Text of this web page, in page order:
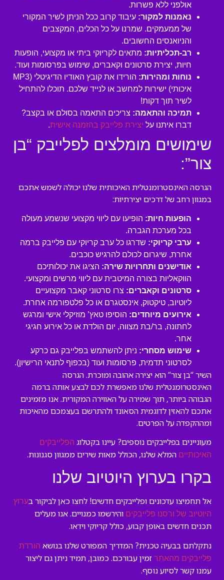
אולפני ללא פשרות.
נאמנות למקור: עיבוד קרוב ככל הניתן לשיר המקורי
של ממעמקים. שמרנו על כל הכלים, המקצבים
והניואנסים החשובים.
רב-תכליתיות: מתאים לקריוקי ביתי או מקצועי, הופעות
חיות, יצירת סרטונים וקאברים, שימוש בפרסומות ועוד.
נוחות ומהירות:
הורידו את קובץ האודיו הדיגיטלי (MP3
איכותי) ישירות למחשב או לנייד שלכם. תוכלו להתחיל
לשיר תוך דקות!
תמיכה והתאמה: צריכים התאמה בסולם או בקצב?
דברו איתנו על יצירת פלייבק בהזמנה אישית.
שימושים מומלצים לפלייבק “בן
צור”:
הגרסה האינסטרומנטלית האיכותית שלנו יכולה לשמש אתכם
במגוון רחב של דרכים יצירתיות:
הופעות חיות: הופיעו עם ליווי מקצועי שנשמע מעולה
בכל מערכת הגברה.
ערבי קריוקי: שדרגו כל ערב קריוקי עם פלייבק ברמה
אחרת, שיגרום לכולם להרגיש כוכבים.
אודישנים ותחרויות שירה: הציגו את יכולותיכם
הווקאליות בצורה המיטבית עם ליווי מרשים ומקצועי.
סרטונים וקאברים: צרו סרטוני קאבר מקצועיים
ליוטיוב, טיקטוק, אינסטגרם או כל פלטפורמה אחרת.
אירועים מיוחדים: הוסיפו טאץ’ מוזיקלי אישי ומרגש
לחתונה, בר/בת מצווה, יום הולדת או כל אירוע חגיגי
אחר.
שימוש מסחרי: ניתן להשתמש בפלייבק גם כרקע
לסרטוני תדמית, פרסומות ועוד (בכפוף לתנאי הרישיון).
השיר “בן צור” הוא יצירה אהובה ומוכרת. הגרסה
האינסטרומנטלית שלנו מאפשרת לכם לבצע אותה ברמה
הגבוהה ביותר, תוך שמירה על האווירה המקורית. אנו מזמינים
אתכם להאזין לדוגמית הסאונד ולהתרשם בעצמכם מהאיכות
ומההקפדה על הפרטים.
מעוניינים בפלייבקים נוספים? עיינו בקטלוג הפלייבקים
האיכותיים המלא שלנו, הכולל מאות שירים ממגוון סגנונות.
בקרו בערוץ היוטיוב שלנו
אל תחמיצו עדכונים ופלייבקים חדשים! לחצו כאן לביקור בערוץ
היוטיוב של ורסנו פלייבקים והירשמו כמנויים. אנו מעלים
תכנים חדשים באופן קבוע, כולל קריוקי וידאו.
נתקלתם בבעיה טכנית? המדריך המפורט שלנו בנושא הורדת
פלייבקים מהאתר זמין עבורכם. כמובן, תמיד ניתן גם ליצור
עמנו קשר לסיוע נוסף.